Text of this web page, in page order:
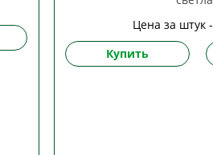
Цена за штук -
Купить